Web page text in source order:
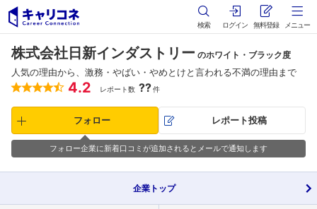
検索 ログイン 無料登録 メニュー
株式会社日新インダストリー のホワイト・ブラック度
人気の理由から、激務・やばい・やめとけと言われる不満の理由まで
4.2 レポート数 ??件
フォロー レポート投稿
フォロー企業に新着口コミが追加されるとメールで通知します
企業 トップ